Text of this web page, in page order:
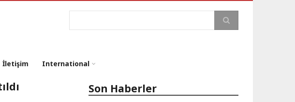
Ara
İletişim International
Son Haberler